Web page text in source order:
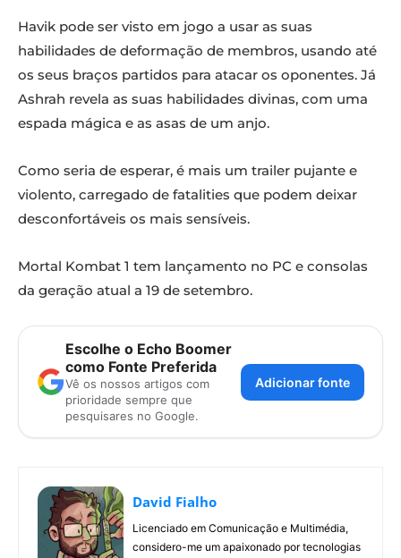
Havik pode ser visto em jogo a usar as suas
habilidades de deformação de membros, usando até
os seus braços partidos para atacar os oponentes. Já
Ashrah revela as suas habilidades divinas, com uma
espada mágica e as asas de um anjo.
Como seria de esperar, é mais um trailer pujante e
violento, carregado de fatalities que podem deixar
desconfortáveis os mais sensíveis.
Mortal Kombat 1 tem lançamento no PC e consolas
da geração atual a 19 de setembro.
Escolhe o Echo Boomer
como Fonte Preferida
Vê os nossos artigos com
prioridade sempre que
pesquisares no Google.
Adicionar fonte
David Fialho
Licenciado em Comunicação e Multimédia,
considero-me um apaixonado por tecnologias